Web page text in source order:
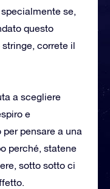
se,
questo
correte il
a scegliere
e
pensare a una
perché, statene
sotto sotto ci